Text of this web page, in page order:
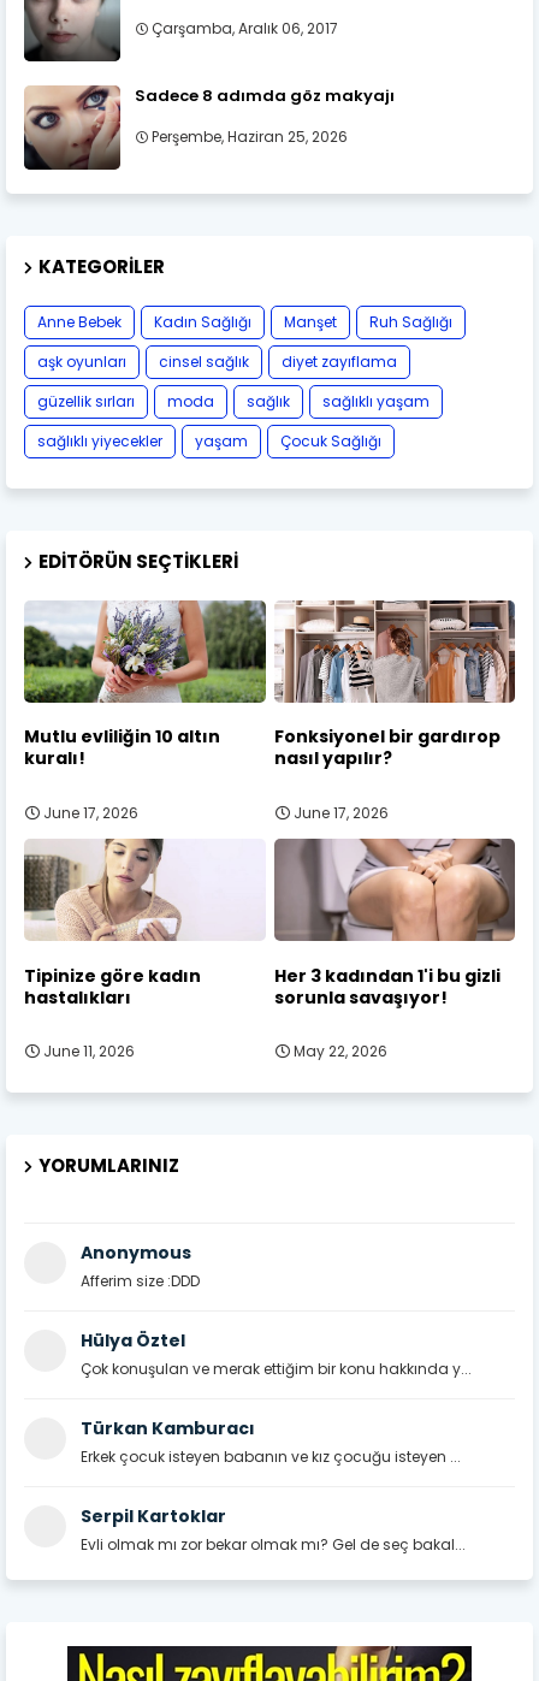
Çarşamba, Aralık 06, 2017
Sadece 8 adımda göz makyajı
Perşembe, Haziran 25, 2026
KATEGORILER
Anne Bebek Kadın Sağlığı Manşet
Ruh Sağlığı
aşk oyunları
cinsel sağlık
diyet zayıflama
güzellik sırları
moda sağlık
sağlıklı yaşam
sağlıklı yiyecekler
yaşam Çocuk Sağlığı
EDITÖRÜN SEÇTIKLERI
Mutlu evliliğin 10 altın
kuralı!
June 17, 2026
Fonksiyonel bir gardırop
nasıl yapılır?
June 17, 2026
Tipinize göre kadın
hastalıkları
June 11, 2026
Her 3 kadından 1'i bu gizli
sorunla savaşıyor!
May 22, 2026
YORUMLARINIZ
Anonymous
Afferim size :DDD
Hülya Öztel
Çok konuşulan ve merak ettiğim bir konu hakkında y...
Türkan Kamburacı
Erkek çocuk isteyen babanın ve kız çocuğu isteyen ...
Serpil Kartoklar
Evli olmak mı zor bekar olmak mı? Gel de seç bakal...